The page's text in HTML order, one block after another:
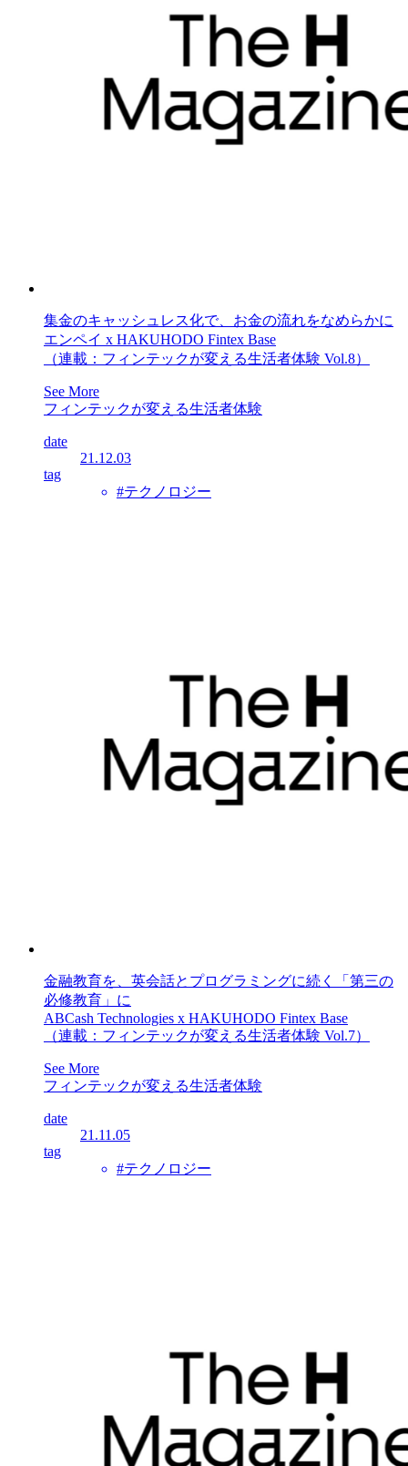
集金のキャッシュレス化で、お金の流れをなめらかに
エンペイ x HAKUHODO Fintex Base
（連載：フィンテックが変える生活者体験 Vol.8）
See More
フィンテックが変える生活者体験
date
21.12.03
tag
#テクノロジー
金融教育を、英会話とプログラミングに続く「第三の
必修教育」に
ABCash Technologies x HAKUHODO Fintex Base
（連載：フィンテックが変える生活者体験 Vol.7）
See More
フィンテックが変える生活者体験
date
21.11.05
tag
#テクノロジー